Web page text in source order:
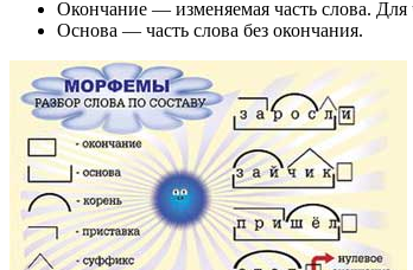
Окончание — изменяемая часть слова.
Основа — часть слова без окончания.